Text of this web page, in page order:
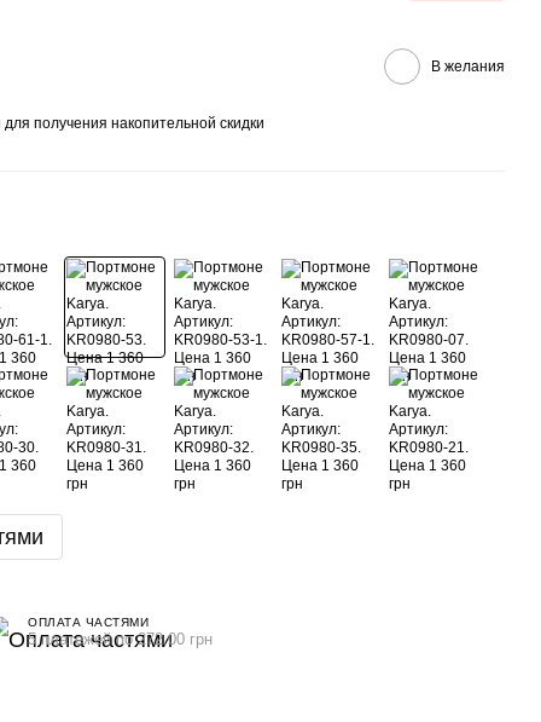
В желания
для получения накопительной скидки
ОПЛАТА ЧАСТЯМИ
5 платежей по 272.00 грн